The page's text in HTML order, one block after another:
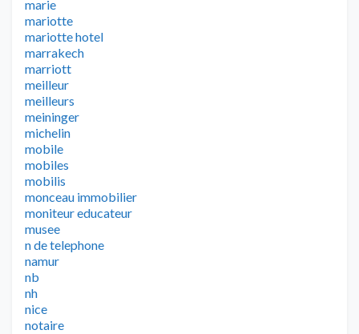
marie
mariotte
mariotte hotel
marrakech
marriott
meilleur
meilleurs
meininger
michelin
mobile
mobiles
mobilis
monceau immobilier
moniteur educateur
musee
n de telephone
namur
nb
nh
nice
notaire